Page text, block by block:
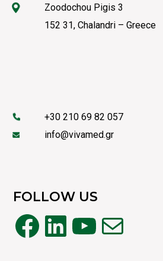
Zoodochou Pigis 3
152 31, Chalandri – Greece
+30 210 69 82 057
info@vivamed.gr
FOLLOW US
Facebook
Linkedin
YouTube
Mail